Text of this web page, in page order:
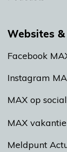
Websites &
Facebook
Instagram
MAX op
MAX
Meldpunt